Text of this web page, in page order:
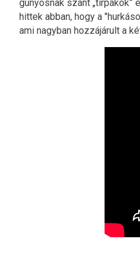
gúnyosnak szánt „tirpákok”
hittek abban, hogy a
ami nagyban hozzájárult a